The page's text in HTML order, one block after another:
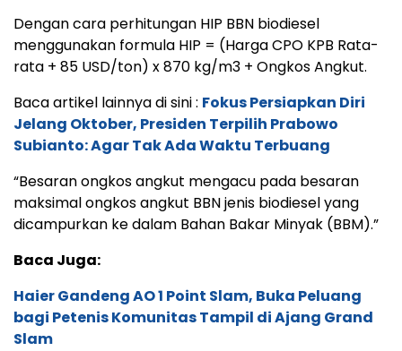
Dengan cara perhitungan HIP BBN biodiesel
menggunakan formula HIP = (Harga CPO KPB Rata-
rata + 85 USD/ton) x 870 kg/m3 + Ongkos Angkut.
Baca artikel lainnya di sini : Fokus Persiapkan Diri
Jelang Oktober, Presiden Terpilih Prabowo
Subianto: Agar Tak Ada Waktu Terbuang
“Besaran ongkos angkut mengacu pada besaran
maksimal ongkos angkut BBN jenis biodiesel yang
dicampurkan ke dalam Bahan Bakar Minyak (BBM).”
Baca Juga:
Haier Gandeng AO 1 Point Slam, Buka Peluang
bagi Petenis Komunitas Tampil di Ajang Grand
Slam